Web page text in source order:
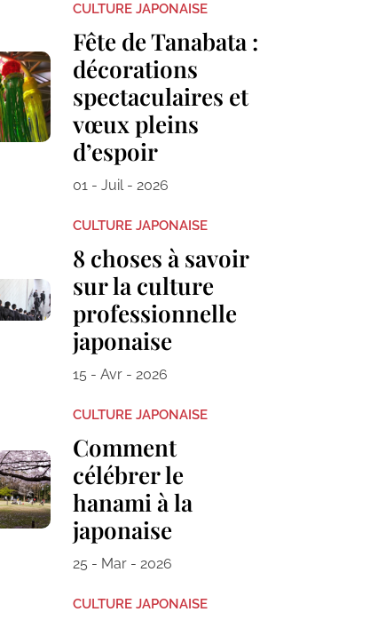
CULTURE JAPONAISE
Fête de Tanabata :
décorations
spectaculaires et
vœux pleins
d’espoir
01 - Juil - 2026
CULTURE JAPONAISE
8 choses à savoir
sur la culture
professionnelle
japonaise
15 - Avr - 2026
CULTURE JAPONAISE
Comment
célébrer le
hanami à la
japonaise
25 - Mar - 2026
CULTURE JAPONAISE